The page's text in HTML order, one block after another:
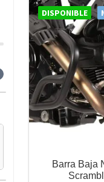
DISPONIBLE
Barra Baja